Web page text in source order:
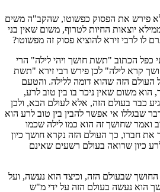
לא פירש את הפסוק כפשוטו, שהקב"ה משים
יוצאות החיות לטרוף, משום שאין בני
לו לרבי זירא להוציא פסוק זה מפשוטו?
כפל הכתוב "תשת חושך ויהי לילה" הרי
קרא לילה" לכן פירש רבי זירא "תשת
העולם הזה שהוא דומה ללילה. והטעם
משום שאין ניכר בו בין טוב לרע,
כבר בעולם הזה, אלא לעולם הבא, ולכן
שבגללו אי אפשר להבין בין טוב לרע הוא
ואמר שחושך זה הוא כמו לילה שכמו
את חברו, כך העולם הזה נקרא חושך כיון
כיון שרואה בעולם רשעים שאינם
החושך שבעולם הזה, וכיצד הוא נעשה, ועל
הוא נעשה בעולם הזה על ידי מ"ש